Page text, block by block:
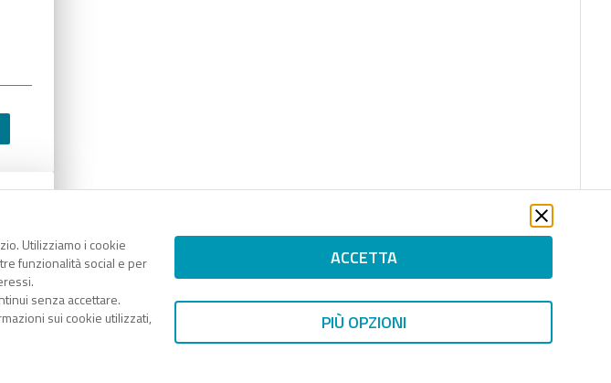
Utilizziamo i cookie
funzionalità social e per
senza accettare.
sui cookie utilizzati,
ACCETTA
PIÙ OPZIONI